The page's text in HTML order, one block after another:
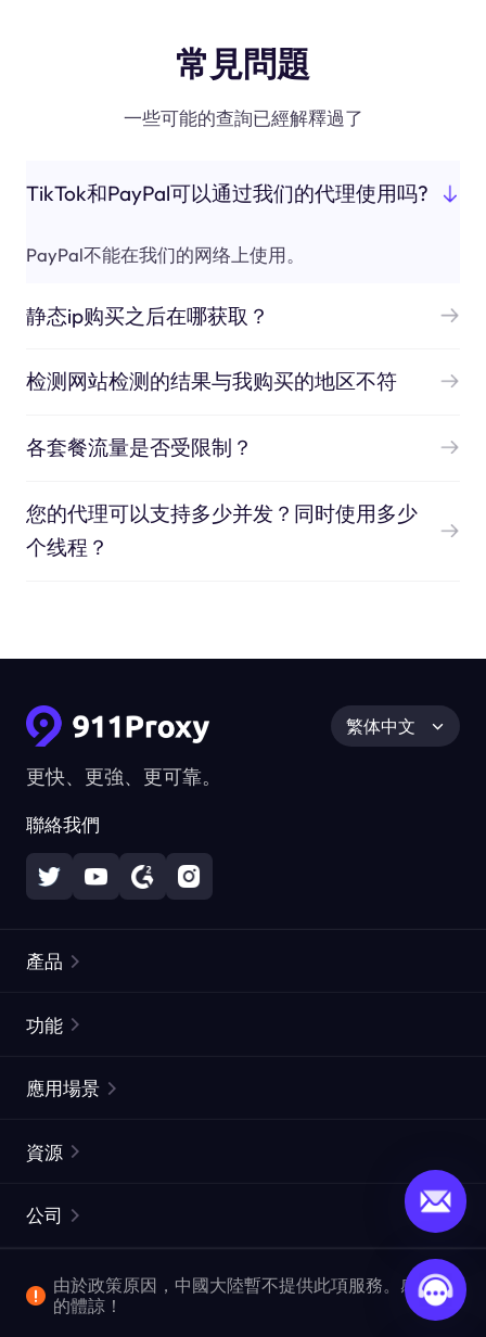
常見問題
一些可能的查詢已經解釋過了
TikTok和PayPal可以通过我们的代理使用吗?
PayPal不能在我们的网络上使用。
静态ip购买之后在哪获取？
检测网站检测的结果与我购买的地区不符
各套餐流量是否受限制？
您的代理可以支持多少并发？同时使用多少
个线程？
更快、更強、更可靠。
聯絡我們
繁体中文
產品
靜態住宅代理
網頁擷取 API
視頻下載 API
功能
ISP代理
ProxySite
應用場景
市場研究
爬行和索引
資源
常見問題解答
位置
公司
企業服務
由於政策原因，中國大陸暫不提供此項服務。感謝您
的體諒！